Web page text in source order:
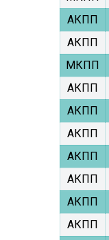
АКПП
АКПП
МКПП
АКПП
АКПП
АКПП
АКПП
АКПП
АКПП
АКПП